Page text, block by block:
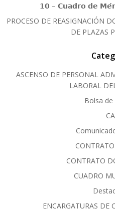
𝟭𝟬 – 𝗖𝘂𝗮𝗱𝗿𝗼 𝗱𝗲
PROCESO DE REASIGNACIÓN
DE PLAZAS
ASCENSO DE PERSONAL
LABORAL
Bolsa
CONTRATO
CUADRO
ENCARGATURAS DE